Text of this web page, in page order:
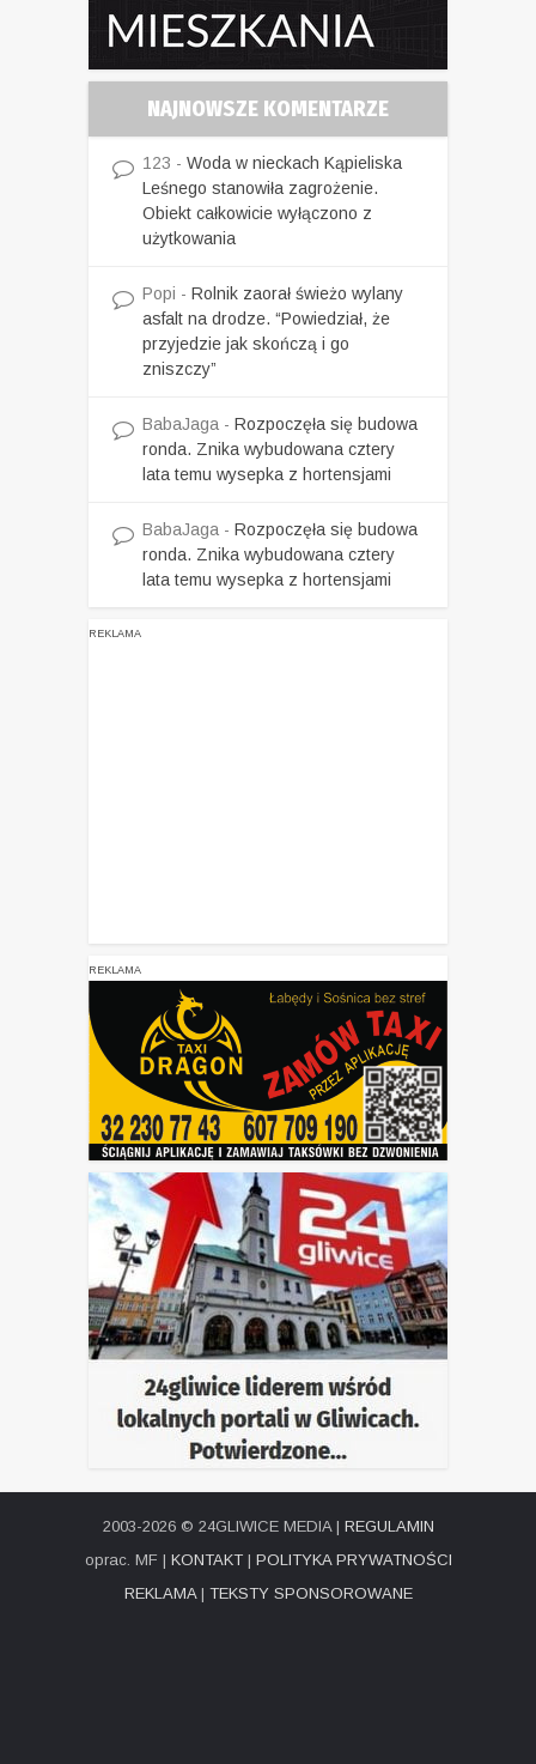
NAJNOWSZE KOMENTARZE
123 - Woda w nieckach Kąpieliska
Leśnego stanowiła zagrożenie.
Obiekt całkowicie wyłączono z
użytkowania
Popi - Rolnik zaorał świeżo wylany
asfalt na drodze. “Powiedział, że
przyjedzie jak skończą i go
zniszczy”
BabaJaga - Rozpoczęła się budowa
ronda. Znika wybudowana cztery
lata temu wysepka z hortensjami
BabaJaga - Rozpoczęła się budowa
ronda. Znika wybudowana cztery
lata temu wysepka z hortensjami
REKLAMA
REKLAMA
2003-2026 © 24GLIWICE MEDIA | REGULAMIN
oprac. MF | KONTAKT| POLITYKA PRYWATNOŚCI
REKLAMA| TEKSTY SPONSOROWANE